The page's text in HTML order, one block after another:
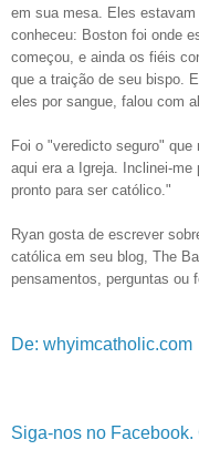
em sua mesa. Eles
conheceu: Boston foi onde
começou, e ainda os fiéis
que a traição de seu bispo.
eles por sangue, falou com
Foi o "veredicto seguro"
aqui era a Igreja. Inclinei-
pronto para ser católico."
Ryan gosta de escrever
católica em seu blog, The
pensamentos, perguntas ou
De: whyimcatholic.com
Siga-nos no